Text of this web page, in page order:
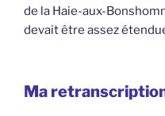
de la Haie-aux-
devait être assez
Ma